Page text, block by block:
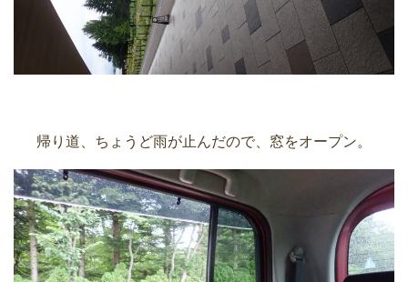
帰り道、ちょうど雨が止んだので、窓をオープン。